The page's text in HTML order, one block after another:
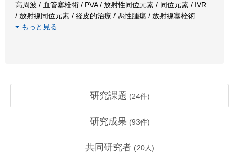
高周波 / 血管塞栓術 / PVA / 放射性同位元素 / 同位元素 / IVR
/ 放射線同位元素 / 経皮的治療 / 悪性腫瘍 / 放射線塞栓術
もっと見る
研究課題 (24件)
研究成果 (93件)
共同研究者 (20人)